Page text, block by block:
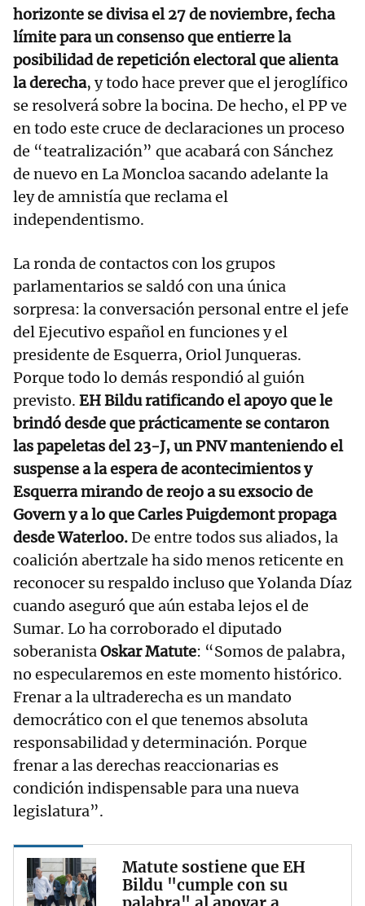
horizonte se divisa el 27 de noviembre, fecha
límite para un consenso que entierre la
posibilidad de repetición electoral que alienta
la derecha, y todo hace prever que el jeroglífico
se resolverá sobre la bocina. De hecho, el PP ve
en todo este cruce de declaraciones un proceso
de “teatralización” que acabará con Sánchez
de nuevo en La Moncloa sacando adelante la
ley de amnistía que reclama el
independentismo.
La ronda de contactos con los grupos
parlamentarios se saldó con una única
sorpresa: la conversación personal entre el jefe
del Ejecutivo español en funciones y el
presidente de Esquerra, Oriol Junqueras.
Porque todo lo demás respondió al guión
previsto. EH Bildu ratificando el apoyo que le
brindó desde que prácticamente se contaron
las papeletas del 23-J, un PNV manteniendo el
suspense a la espera de acontecimientos y
Esquerra mirando de reojo a su exsocio de
Govern y a lo que Carles Puigdemont propaga
desde Waterloo.De entre todos sus aliados, la
coalición abertzale ha sido menos reticente en
reconocer su respaldo incluso que Yolanda Díaz
cuando aseguró que aún estaba lejos el de
Sumar. Lo ha corroborado el diputado
soberanistaOskar Matute: “Somos de palabra,
no especularemos en este momento histórico.
Frenar a la ultraderecha es un mandato
democrático con el que tenemos absoluta
responsabilidad y determinación. Porque
frenar a las derechas reaccionarias es
condición indispensable para una nueva
legislatura”.
Matute sostiene que EH
Bildu "cumple con su